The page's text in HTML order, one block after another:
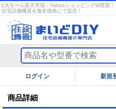
2大モール楽天市場・YahooショッピングW受賞！
住宅設備機器を激安価格にて販売！
ログイン
商品詳細